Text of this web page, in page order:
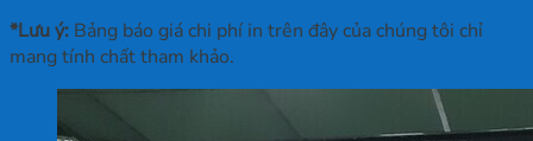
*Lưu ý: Bảng báo giá chi phí in trên đây của chúng tôi chỉ
mang tính chất tham khảo.